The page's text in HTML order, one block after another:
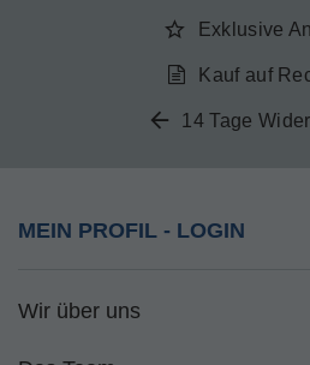
Exklusive
Kauf auf
14 Tage
MEIN PROFIL - LOGIN
Wir über uns